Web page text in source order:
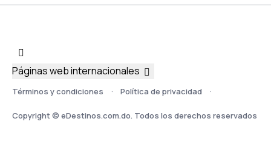
Términos y condiciones Política de privacidad
Copyright © eDestinos.com.do. Todos los derechos reservados
Páginas web internacionales